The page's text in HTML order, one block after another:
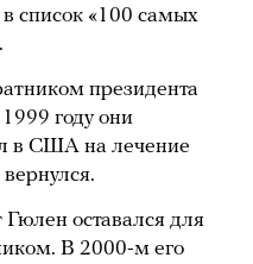
список «100 самых
президента
году они
в США на лечение
оставался для
В 2000-м его